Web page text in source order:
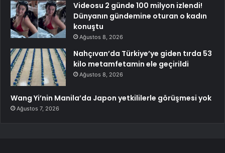
Videosu 2 günde 100 milyon izlendi!
Dünyanın gündemine oturan o kadın
konuştu
Ağustos 8, 2026
Nahçıvan’da Türkiye’ye giden tırda 53
kilo metamfetamin ele geçirildi
Ağustos 8, 2026
Wang Yi’nin Manila’da Japon yetkililerle görüşmesi yok
Ağustos 7, 2026